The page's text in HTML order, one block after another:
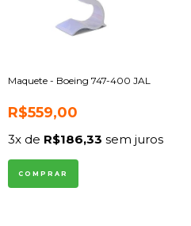
Maquete - Boeing 747-400 JAL
R$559,00
3x de R$186,33 sem juros